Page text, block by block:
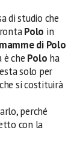
di studio che
Polo in
di Polo
è che Polo ha
solo per
si costituirà
perché
con la